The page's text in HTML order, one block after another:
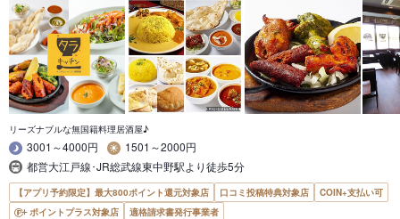
リーズナブルな無国籍料理居酒屋♪
3001～4000円
1501～2000円
都営大江戸線･JR総武線東中野駅より徒歩5分
【アプリ予約限定】最大800ポイント還元対象店 口コミ投稿特典対象店
COIN+支払い可
ポイントプラス対象店
適格請求書発行事業者